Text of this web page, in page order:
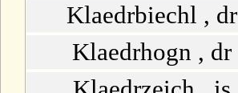
Klaedrbiechl , dr
Klaedrhogn , dr